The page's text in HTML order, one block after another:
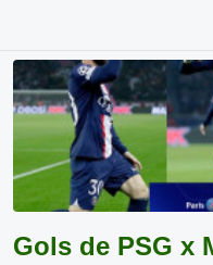
Gols de PSG x